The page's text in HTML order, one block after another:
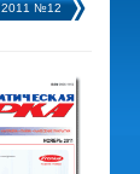
2011 №12